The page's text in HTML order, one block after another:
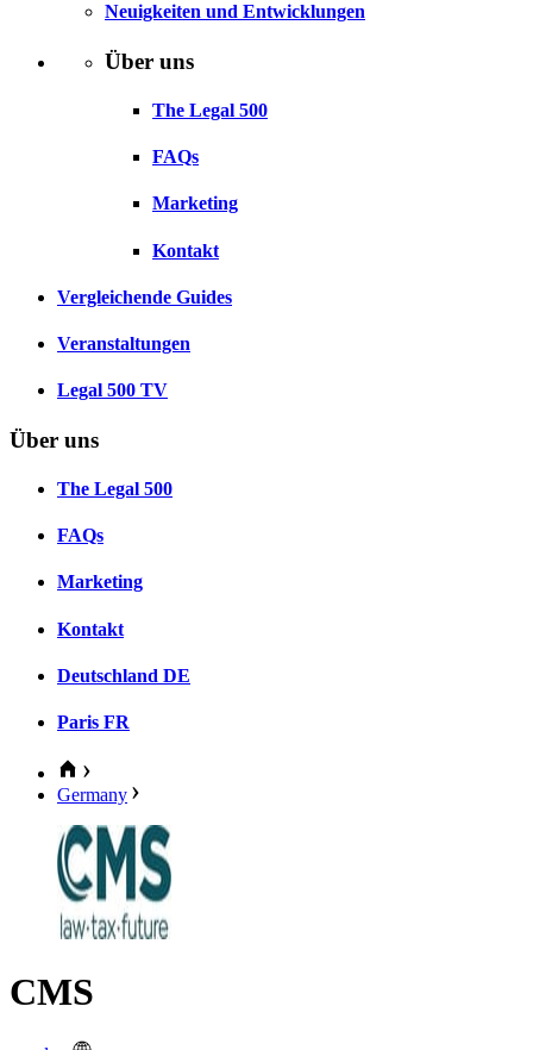
Neuigkeiten und Entwicklungen
Über uns
The Legal 500
FAQs
Marketing
Kontakt
Vergleichende Guides
Veranstaltungen
Legal 500 TV
Über uns
The Legal 500
FAQs
Marketing
Kontakt
Deutschland DE
Paris FR
Germany
CMS